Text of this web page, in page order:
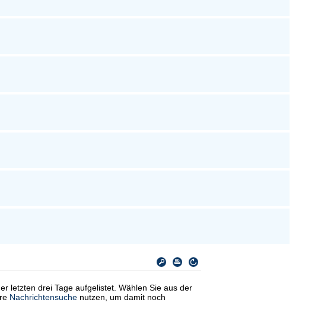
letzten drei Tage aufgelistet. Wählen Sie aus der
Nachrichtensuche nutzen, um damit noch